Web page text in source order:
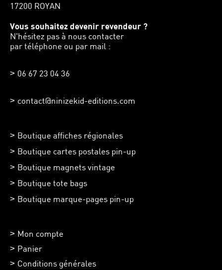
17200 ROYAN
Vous souhaitez devenir revendeur ?
N'hésitez pas à nous contacter
par téléphone ou par mail :
06 67 23 04 36
contact@ninizekid-editions.com
Boutique affiches régionales
Boutique cartes postales pin-up
Boutique magnets vintage
Boutique tote bags
Boutique marque-pages pin-up
Mon compte
Panier
Conditions générales